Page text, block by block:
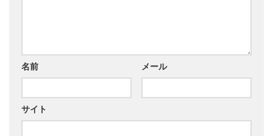
名前 メール
サイト